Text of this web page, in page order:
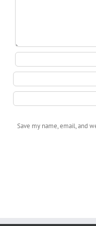
Save my name, email, and